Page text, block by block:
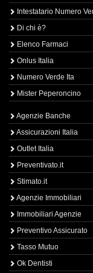
Intestatario Numero
Di chi è?
Elenco Farmaci
Onlus Italia
Numero Verde Ita
Mister Peperoncino
Agenzie Banche
Assicurazioni Italia
Outlet Italia
Preventivato.it
Stimato.it
Agenzie Immobiliari
Immobiliari Agenzie
Preventivo Assicurato
Tasso Mutuo
Ok Dentisti